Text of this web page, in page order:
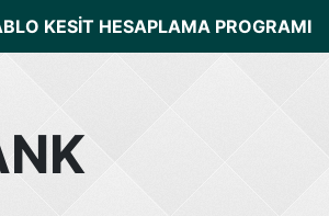
KESİT HESAPLAMA PROGRAMI